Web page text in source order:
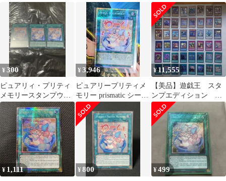
ー』(DBAD−022)ノーパ
ラ×1②
ンプ ウルトラ6枚
リシク スタンプエデ
ィション
¥300
ピュアリィ・プリティ
メモリースタンプウル
トラレア3枚セットデッ
キパーツまとめ売り
¥3,946
ピュアリープリティメ
モリー prismatic シーク
レットレア LPST-
KR038 遊☆戯☆王
¥11,555
【美品】遊戯王 スタ
ンプエディション シ
ークレット48枚コンプ
リートセット
¥ 1,111 ¥800 ¥499